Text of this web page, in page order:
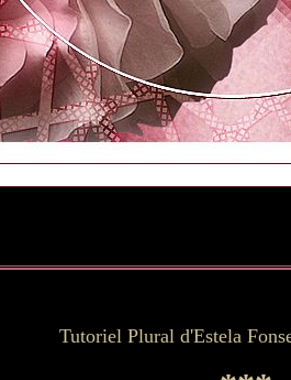
Tutoriel Plural d'Estela